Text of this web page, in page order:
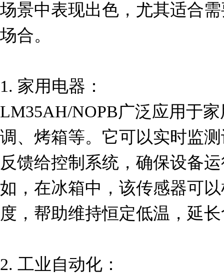
场景中表现出色，尤其适合
场合。
1. 家用电器：
LM35AH/NOPB广泛应用于
调、烤箱等。它可以实时监
反馈给控制系统，确保设备
如，在冰箱中，该传感器可
度，帮助维持恒定低温，延
2. 工业自动化：